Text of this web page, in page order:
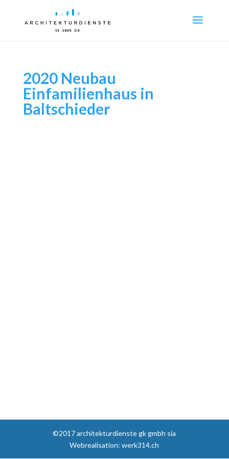
2020 Neubau
Einfamilienhaus in
Baltschieder
©2017 architekturdienste gk gmbh sia
Webrealisation: werk314.ch